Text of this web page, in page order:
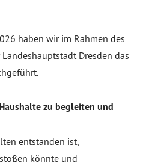
haben wir im Rahmen des
Dresden das
zu begleiten und
entstanden ist,
könnte und